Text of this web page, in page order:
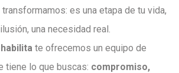
es una etapa de tu vida,
una necesidad real.
te ofrecemos un equipo de
tiene lo que buscas: compromiso,